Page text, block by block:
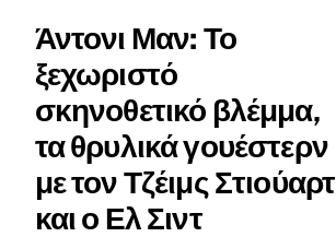
Άντονι Μαν: Το
ξεχωριστό
σκηνοθετικό βλέμμα,
τα θρυλικά γουέστερν
με τον Τζέιμς Στιούαρτ
και ο Ελ Σιντ